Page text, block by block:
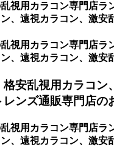
視用カラコン専門店ラ
、遠視カラコン、激
視用カラコン専門店ラ
、遠視カラコン、激安
安乱視用カラコ
ンズ通販専門店の
視用カラコン専門店ラ
、遠視カラコン、激